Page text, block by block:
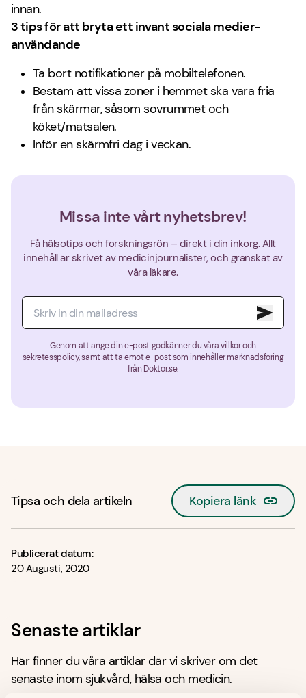
innan.
3 tips för att bryta ett invant sociala medier-
användande
Ta bort notifikationer på mobiltelefonen.
Bestäm att vissa zoner i hemmet ska vara fria
från skärmar, såsom sovrummet och
köket/matsalen.
Inför en skärmfri dag i veckan.
Missa inte vårt nyhetsbrev!
Få hälsotips och forskningsrön – direkt i din inkorg. Allt
innehåll är skrivet av medicinjournalister, och granskat av
våra läkare.
Genom att ange din e-post godkänner du våra villkor och
sekretesspolicy, samt att ta emot e-post som innehåller marknadsföring
från Doktor.se.
Tipsa och dela artikeln Kopiera länk
Publicerat datum:
20 Augusti, 2020
Senaste artiklar
Här finner du våra artiklar där vi skriver om det
senaste inom sjukvård, hälsa och medicin.